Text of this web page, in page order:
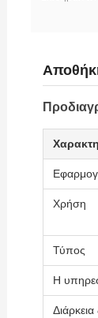
Χρήση
Τύπος
Η